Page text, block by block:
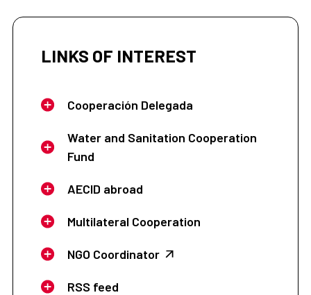
LINKS OF INTEREST
Cooperación Delegada
Water and Sanitation Cooperation
Fund
AECID abroad
Multilateral Cooperation
NGO Coordinator
RSS feed